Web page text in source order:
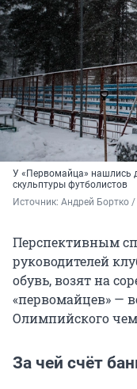
У «Первомайца» нашлись
скульптуры футболистов
Источник: Андрей Бортко /
Перспективным
руководителей
обувь, возят на
«первомайцев» —
Олимпийского
За чей счёт